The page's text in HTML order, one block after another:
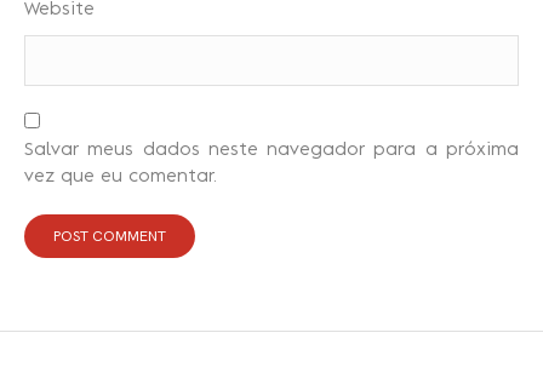
Website
Salvar meus dados neste navegador para a próxima
vez que eu comentar.